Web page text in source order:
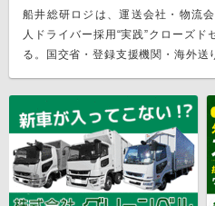
船井総研ロジは、運送会社・物流
人ドライバー採用“実践”クローズ
る。国交省・登録支援機関・海外